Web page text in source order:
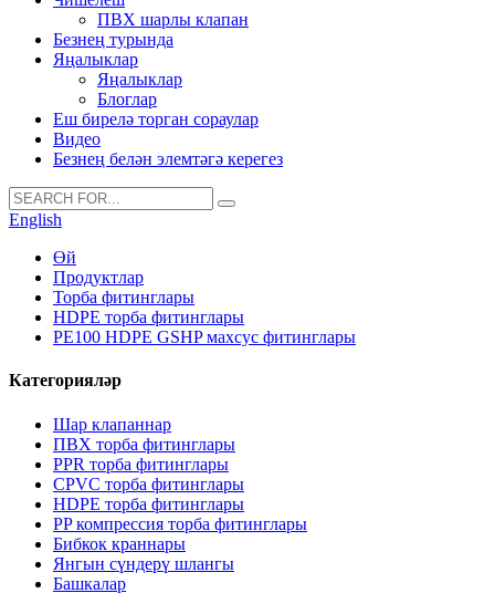
ПВХ шарлы клапан
Безнең турында
Яңалыклар
Яңалыклар
Блоглар
Еш бирелә торган сораулар
Видео
Безнең белән элемтәгә керегез
English
Өй
Продуктлар
Торба фитинглары
HDPE торба фитинглары
PE100 HDPE GSHP махсус фитинглары
Категорияләр
Шар клапаннар
ПВХ торба фитинглары
PPR торба фитинглары
CPVC торба фитинглары
HDPE торба фитинглары
PP компрессия торба фитинглары
Бибкок краннары
Янгын сүндерү шлангы
Башкалар